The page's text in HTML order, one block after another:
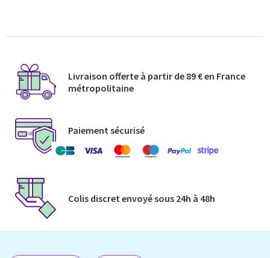
Livraison offerte à partir de 89 € en France
métropolitaine​
Paiement sécurisé
Colis discret envoyé​ sous 24h à 48h​